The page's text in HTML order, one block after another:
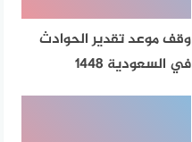
وقف موعد تقدير الحوادث
في السعودية 1448